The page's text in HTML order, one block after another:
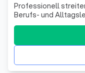
Professionell
Berufs- und
Trennung,
Deren Eskalation